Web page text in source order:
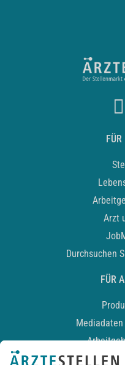
FÜR
Arzt
Durchsuchen
FÜR